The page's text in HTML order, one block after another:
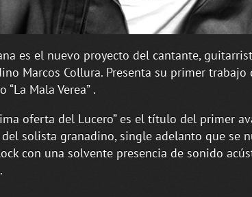
es el nuevo proyecto del cantante,
Marcos Collura. Presenta su primer trabajo
“La Mala Verea” .
oferta del Lucero” es el título del primer
solista granadino, single adelanto que se
con una solvente presencia de sonido